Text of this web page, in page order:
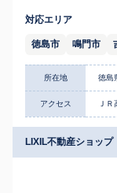
対応エリア
徳島市 鳴門市
所在地 徳島
アクセス Ｊ
LIXIL不動産ショッ